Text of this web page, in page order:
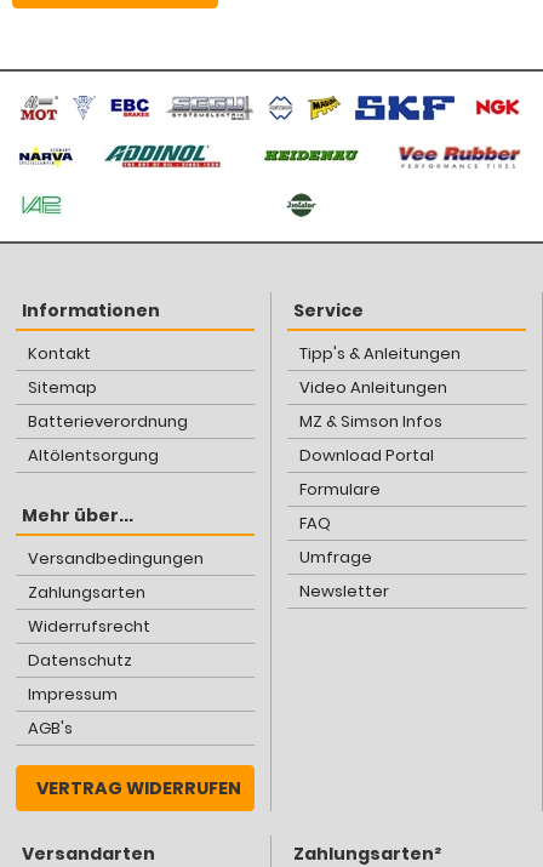
Informationen
Kontakt
Sitemap
Batterieverordnung
Altölentsorgung
Mehr über...
Versandbedingungen
Zahlungsarten
Widerrufsrecht
Datenschutz
Impressum
AGB's
VERTRAG WIDERRUFEN
Service
Tipp's & Anleitungen
Video Anleitungen
MZ & Simson Infos
Download Portal
Formulare
FAQ
Umfrage
Newsletter
Versandarten Zahlungsarten²